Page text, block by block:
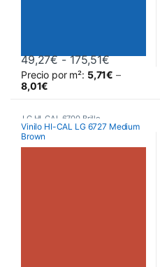
49,27€ - 175,51€Rango
Precio por m²: 5,71€ –
8,01€
Este producto tiene múltiples
LG HI-CAL 6700 Brillo
Poliméricos
Vinilo HI-CAL LG 6727 Medium
Brown